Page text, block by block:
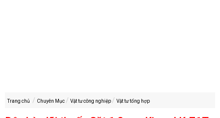
Trang chủ Chuyên Mục Vật tư công nghiệp Vật tư tổng hợp